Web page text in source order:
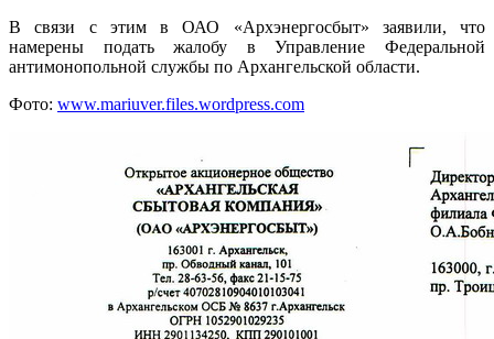
В связи с этим в ОАО «Архэнергосбыт» заявили, что
намерены подать жалобу в Управление Федеральной
антимонопольной службы по Архангельской области.
Фото: www.mariuver.files.wordpress.com